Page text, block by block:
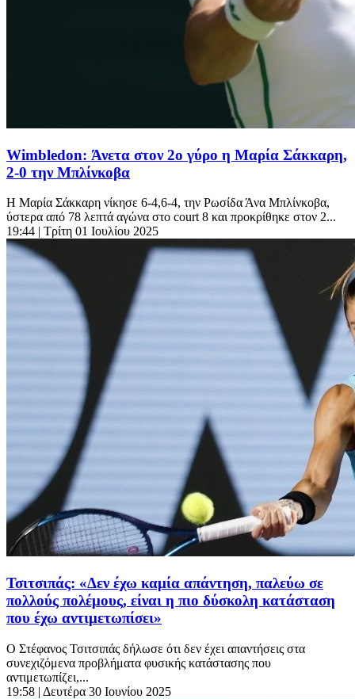
Wimbledon: Άνετα στον 2ο γύρο η Μαρία Σάκκαρη,
2-0 την Μπλίνκοβα
Η Μαρία Σάκκαρη νίκησε 6-4,6-4, την Ρωσίδα Άνα Μπλίνκοβα,
ύστερα από 78 λεπτά αγώνα στο court 8 και προκρίθηκε στον 2...
19:44 | Τρίτη 01 Ιουλίου 2025
Τσιτσιπάς: «Δεν έχω καμία απάντηση, παλεύω σε
πολλούς πολέμους, είναι η πιο δύσκολη κατάσταση
που έχω αντιμετωπίσει»
Ο Στέφανος Τσιτσιπάς δήλωσε ότι δεν έχει απαντήσεις στα
συνεχιζόμενα προβλήματα φυσικής κατάστασης που
αντιμετωπίζει,...
19:58 | Δευτέρα 30 Ιουνίου 2025